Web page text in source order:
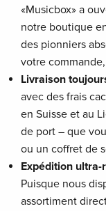
«Musicbox» a
notre boutique
des pionniers
votre
Livraison
avec des frais
en Suisse et au
de port – que
ou un coffret de
Expédition
Puisque nous
assortiment